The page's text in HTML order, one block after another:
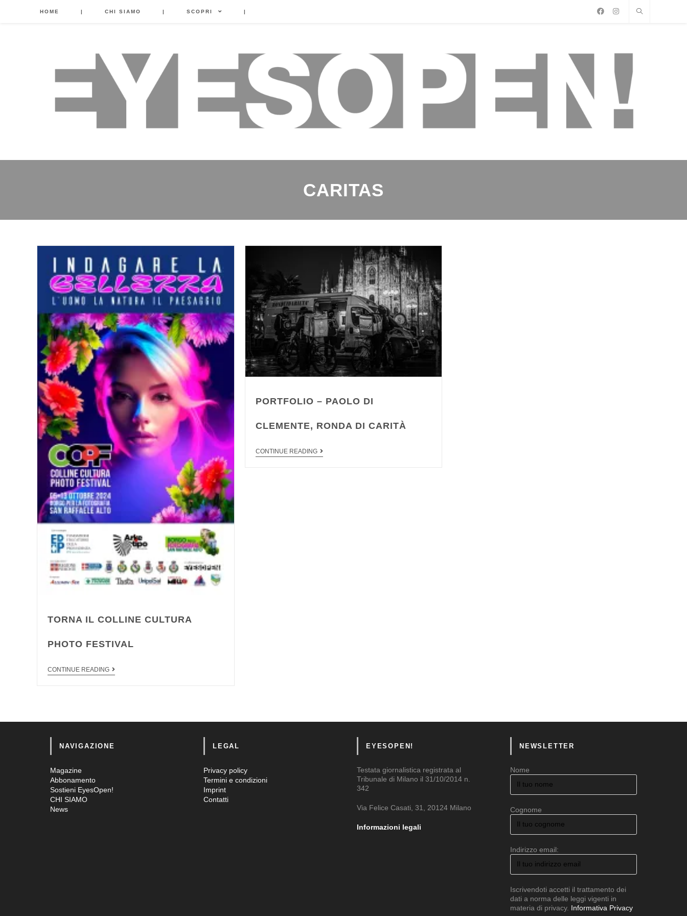
HOME | CHI SIAMO | SCOPRI |
CARITAS
TORNA IL COLLINE CULTURA
PHOTO FESTIVAL
CONTINUE READING
PORTFOLIO – PAOLO DI
CLEMENTE, RONDA DI CARITÀ
CONTINUE READING
NAVIGAZIONE
Magazine
Abbonamento
Sostieni EyesOpen!
CHI SIAMO
News
LEGAL
Privacy policy
Termini e condizioni
Imprint
Contatti
EYESOPEN!
Testata giornalistica registrata al
Tribunale di Milano il 31/10/2014 n.
342
Via Felice Casati, 31, 20124 Milano
Informazioni legali
NEWSLETTER
Nome
Cognome
Indirizzo email:
Iscrivendoti accetti il trattamento dei
dati a norma delle leggi vigenti in
materia di privacy. Informativa Privacy